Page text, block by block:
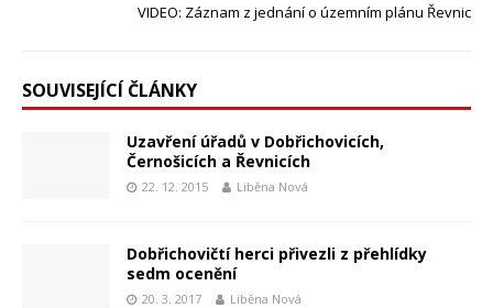
VIDEO: Záznam z jednání o územním plánu Řevnic
SOUVISEJÍCÍ ČLÁNKY
Uzavření úřadů v Dobřichovicích,
Černošicích a Řevnicích
22. 12. 2015 Liběna Nová
Dobřichovičtí herci přivezli z přehlídky
sedm ocenění
20. 3. 2017 Liběna Nová